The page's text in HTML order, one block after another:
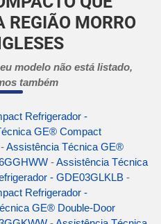
REGIÃO MORRO
modelo não está listado,
também
Refrigerador -
GE® Compact
-Assistência Técnica GE®
-Assistência Técnica
- GDE03GLKLB -
Refrigerador -
GE® Double-Door